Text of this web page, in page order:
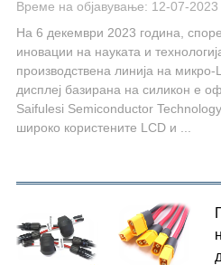
Време на објавување: 12-07-2023
На 6 декември 2023 година,
иновации на науката и
производствена линија на
дисплеј базирана на силикон е
Saifulesi Semiconductor
широко користените LCD и ...